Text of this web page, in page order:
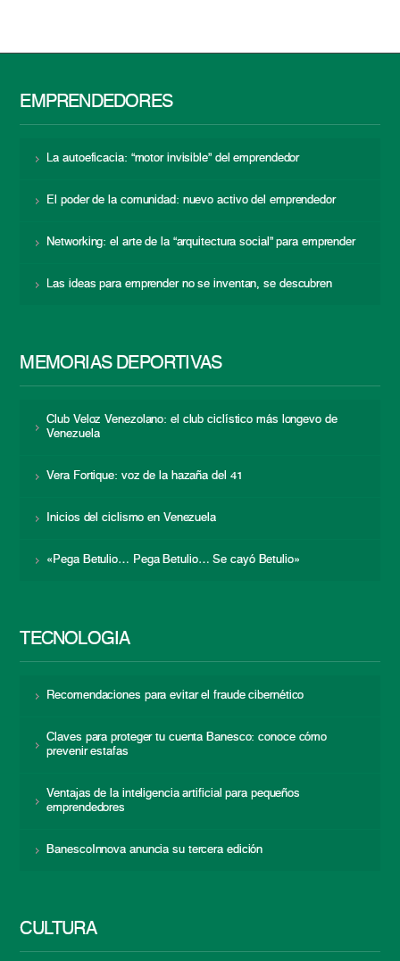
EMPRENDEDORES
La autoeficacia: “motor invisible” del emprendedor
El poder de la comunidad: nuevo activo del emprendedor
Networking: el arte de la “arquitectura social” para emprender
Las ideas para emprender no se inventan, se descubren
MEMORIAS DEPORTIVAS
Club Veloz Venezolano: el club ciclístico más longevo de
Venezuela
Vera Fortique: voz de la hazaña del 41
Inicios del ciclismo en Venezuela
«Pega Betulio… Pega Betulio… Se cayó Betulio»
TECNOLOGÍA
Recomendaciones para evitar el fraude cibernético
Claves para proteger tu cuenta Banesco: conoce cómo
prevenir estafas
Ventajas de la inteligencia artificial para pequeños
emprendedores
BanescoInnova anuncia su tercera edición
CULTURA